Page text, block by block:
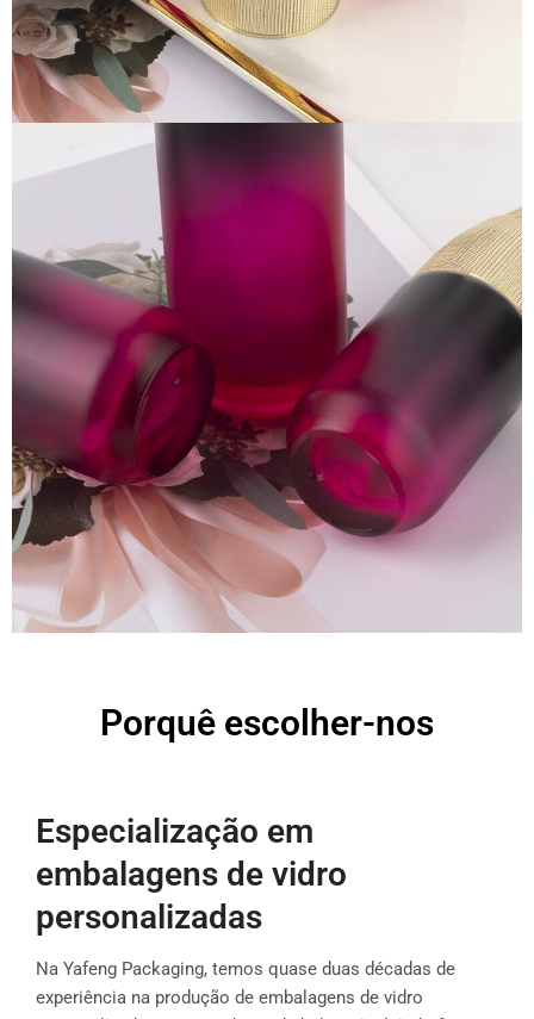
Porquê escolher-nos
Especialização em
embalagens de vidro
personalizadas
Na Yafeng Packaging, temos quase duas décadas de
experiência na produção de embalagens de vidro